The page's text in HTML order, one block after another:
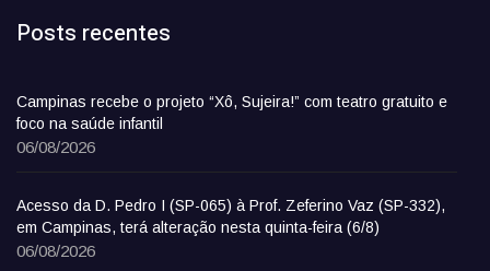
Posts recentes
Campinas recebe o projeto “Xô, Sujeira!” com teatro gratuito e
foco na saúde infantil
06/08/2026
Acesso da D. Pedro I (SP-065) à Prof. Zeferino Vaz (SP-332),
em Campinas, terá alteração nesta quinta-feira (6/8)
06/08/2026